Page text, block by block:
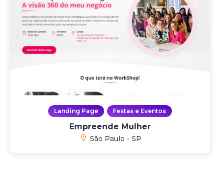
Landing Page Festas e Eventos
Empreende Mulher
São Paulo - SP